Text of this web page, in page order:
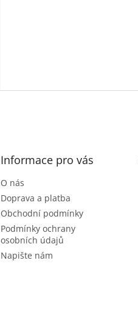
Informace pro vás
O nás
Doprava a platba
Obchodní podmínky
Podmínky ochrany
osobních údajů
Napište nám